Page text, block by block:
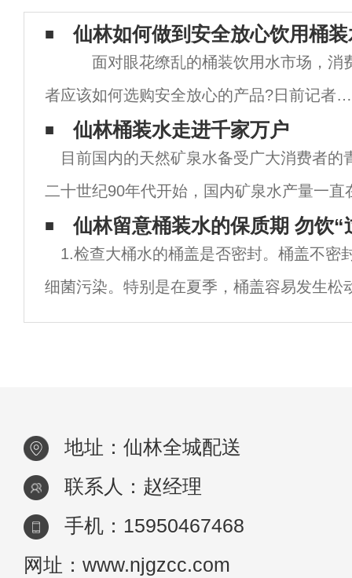
仙林如何做到安全放心饮用桶
面对眼花缭乱的桶装饮用水市场，消
者应该如何选购安全放心的产品?日前记者就
这个问题采访了仙林送水专家。专家提醒广
消费者，在选购桶装饮用水时应注意以下5
点：1、购买桶装饮用水一定要认真选择供水
商，
仙林桶装水走进千家万户
目前国内的天然矿泉水备受广大消费者的
二十世纪90年代开始，国内矿泉水产量一直
之三十到百分之四十的高增长！瓶装水占领
定的份额，特别是仙林桶装水走进了千家万
仙林留意桶装水的保质期 勿饮“
1.检查大桶水的桶盖是否密封。桶盖不密
细菌污染。特别是在夏季，桶盖容易发生松
旋转桶盖，看桶盖能否转动。或将桶放倒一
地址：仙林全城配送
联系人：赵经理
手机：15950467468
网址：www.njgzcc.com